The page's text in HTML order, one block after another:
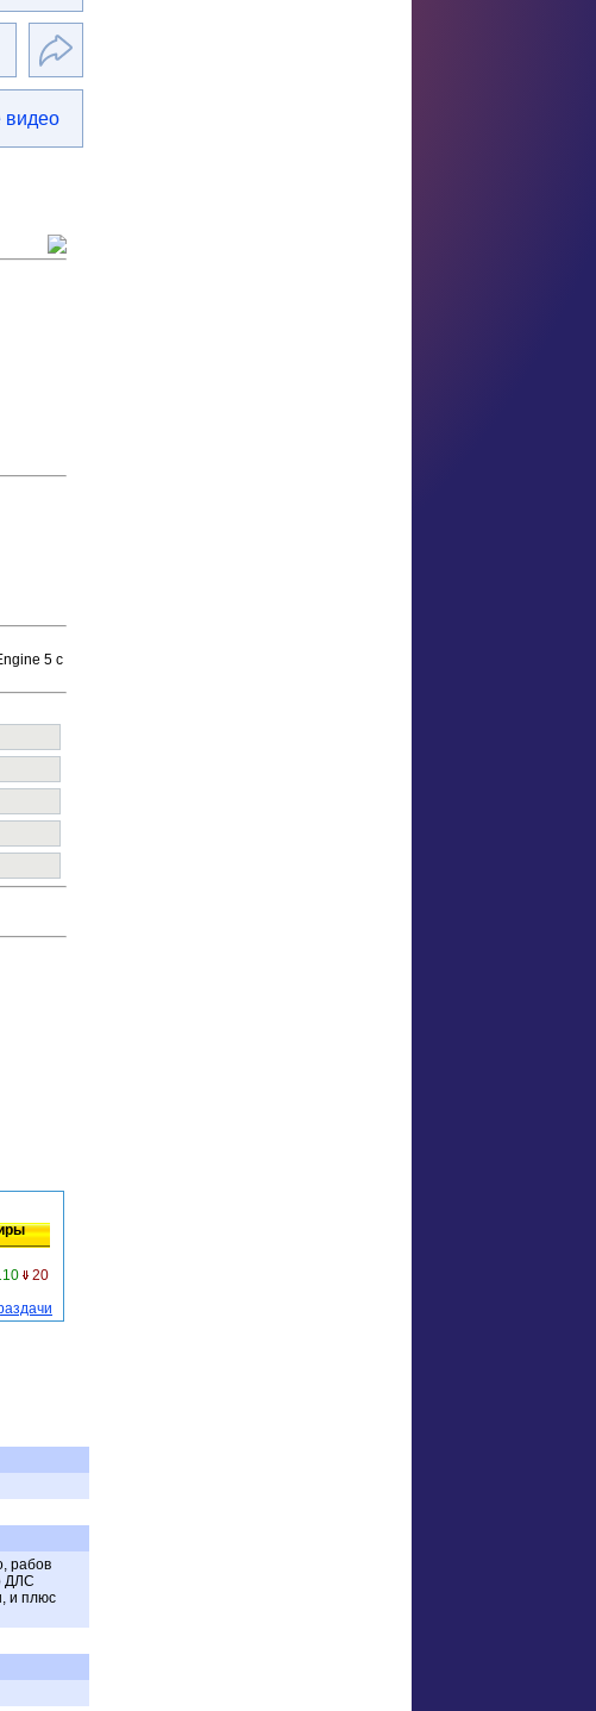
видео
5 с
20
рабов
ДЛС
и плюс